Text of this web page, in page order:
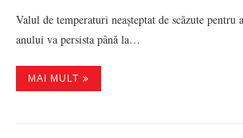
Valul de temperaturi neașteptat de scăzute pentru
anului va persista până la…
MAI MULT